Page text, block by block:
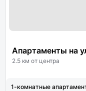
Апартаменты на
2.5 км от центра
1-комнатные